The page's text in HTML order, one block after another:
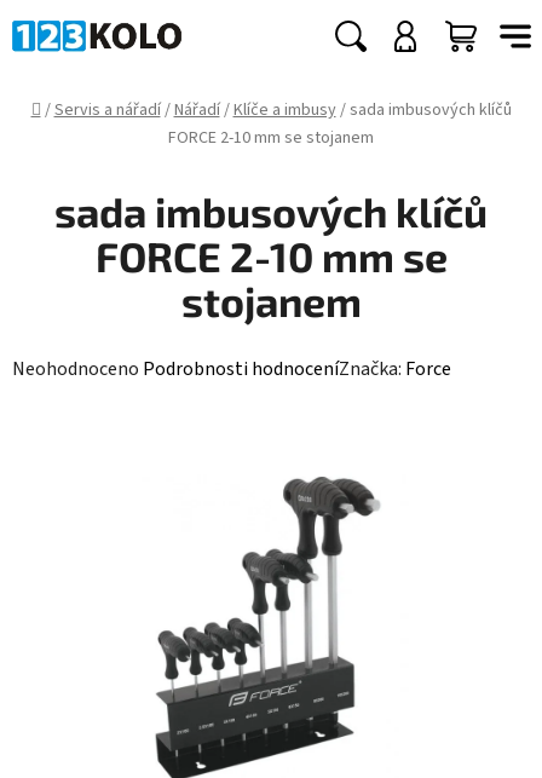
na
Hledat
KOŠÍK
Domů
/Servis a nářadí/Nářadí/Klíče a imbusy/sada imbusových klíčů
FORCE 2-10 mm se stojanem
sada imbusových klíčů
FORCE 2-10 mm se
stojanem
Průměrné
Neohodnoceno Podrobnosti hodnoceníZnačka: Force